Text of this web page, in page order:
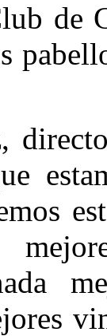
se
unen
nuevo
en
del
Salón
Gourmets
de